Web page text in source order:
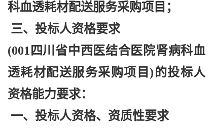
科血透耗材配送服务采购项目；
三、投标人资格要求
(001四川省中西医结合医院肾病科血
透耗材配送服务采购项目)的投标人
资格能力要求：
一、投标人资格、资质性要求